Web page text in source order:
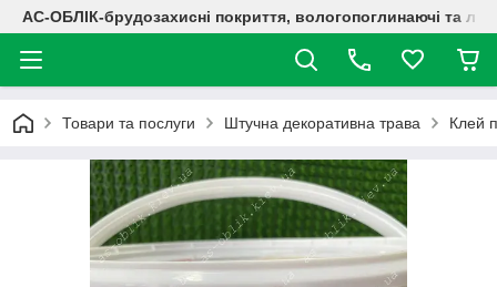
АС-ОБЛІК-брудозахисні покриття, вологопоглинаючі та
Товари та послуги Штучна декоративна трава Клей